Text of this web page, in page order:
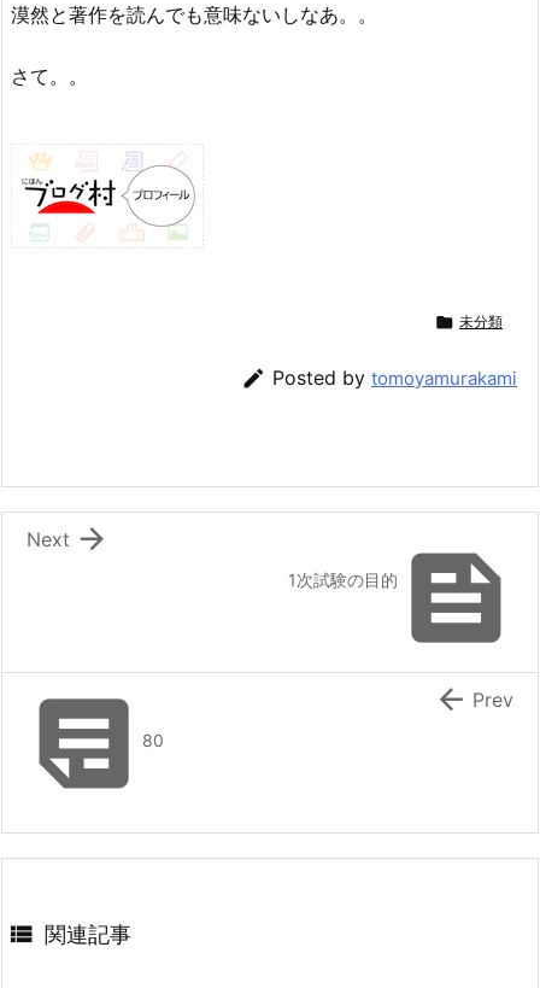
漠然と著作を読んでも意味ないしなあ。。
さて。。
 未分類
 Posted by tomoyamurakami

1次試験の目的

Next
80
 Prev
 関連記事